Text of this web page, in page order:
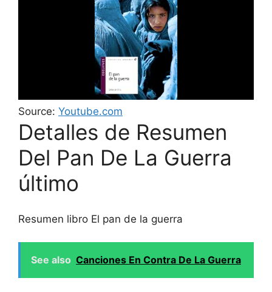
Source: Youtube.com
Detalles de Resumen
Del Pan De La Guerra
último
Resumen libro El pan de la guerra
See also Canciones En Contra De La Guerra